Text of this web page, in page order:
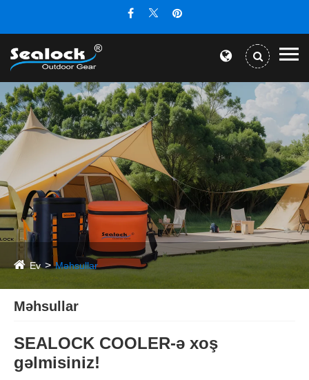
Ev Məhsullar
Məhsullar
SEALOCK COOLER-ə xoş
gəlmisiniz!